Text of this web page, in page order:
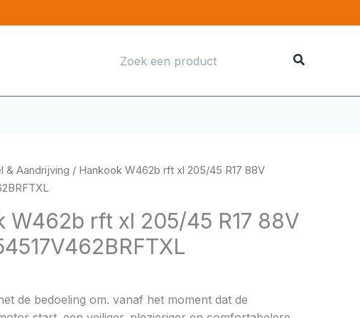
naar:
& Aandrijving / Hankook W462b rft xl 205/45 R17 88V
W462b rft xl 205/45 R17 88V
de bedoeling om. vanaf het moment dat de